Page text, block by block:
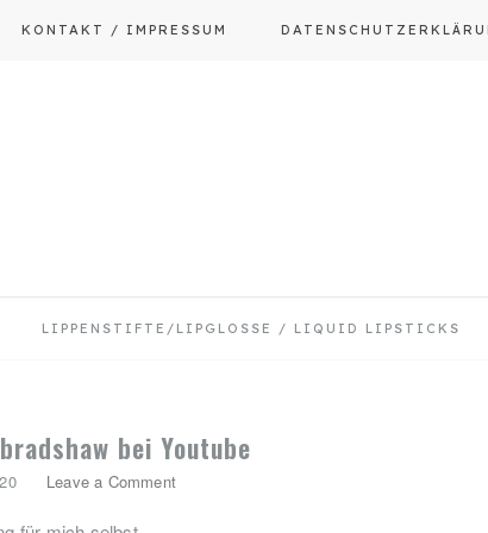
KONTAKT / IMPRESSUM
LIPPENSTIFTE/LIPGLOSSE / LIQUID LIPSTICKS
bei Youtube
Leave a Comment